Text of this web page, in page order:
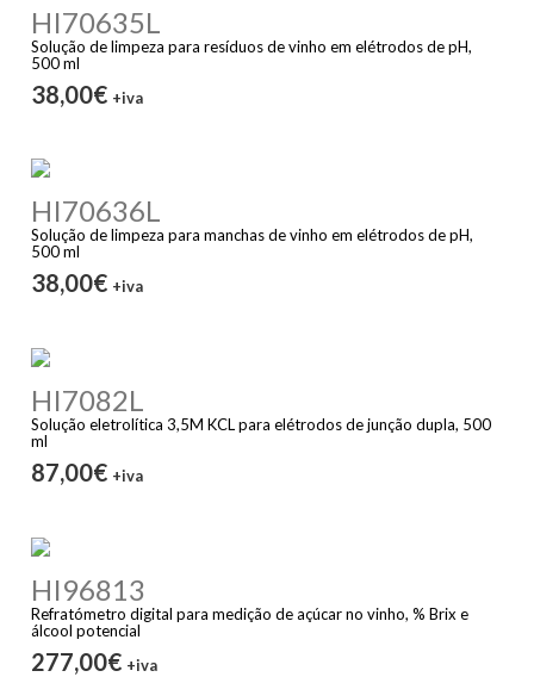
HI70635L
Solução de limpeza para resíduos de vinho em elétrodos de pH,
500 ml
38,00€ +iva
HI70636L
Solução de limpeza para manchas de vinho em elétrodos de pH,
500 ml
38,00€ +iva
HI7082L
Solução eletrolítica 3,5M KCL para elétrodos de junção dupla, 500
ml
87,00€ +iva
HI96813
Refratómetro digital para medição de açúcar no vinho, % Brix e
álcool potencial
277,00€ +iva